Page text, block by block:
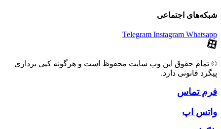
شبکه‌های اجتماعی
Telegram Instagram Whatsapp
© تمام حقوق این وب سایت محفوظ است و هرگونه کپی برداری
پیگرد قانونی دارد.
فرم تماس
واتس اپ